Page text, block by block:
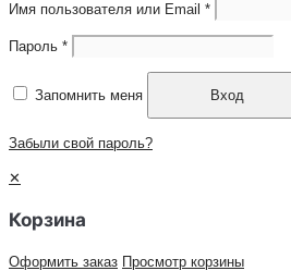
Имя пользователя или Email *
Пароль *
Запомнить меня Вход
Забыли свой пароль?
✕
Корзина
Оформить заказ Просмотр корзины